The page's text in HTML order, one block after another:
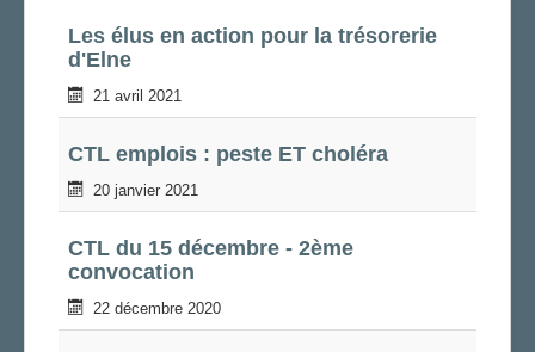
Les élus en action pour la trésorerie
d'Elne
21 avril 2021
CTL emplois : peste ET choléra
20 janvier 2021
CTL du 15 décembre - 2ème
convocation
22 décembre 2020